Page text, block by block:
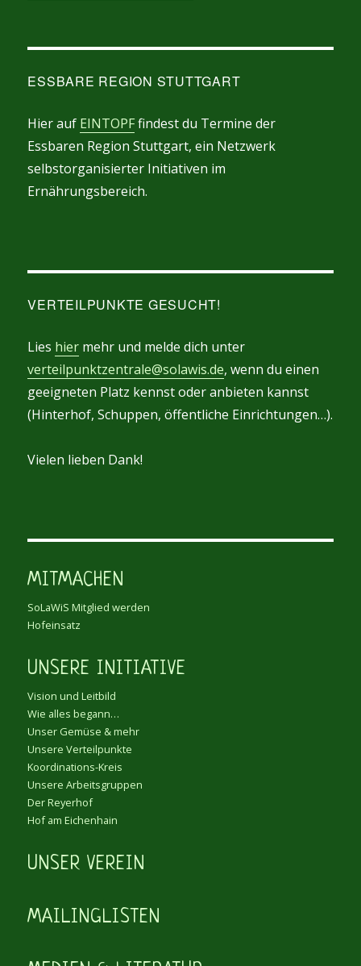
ESSBARE REGION STUTTGART
Hier auf EINTOPFfindest du Termine der
Essbaren Region Stuttgart, ein Netzwerk
selbstorganisierter Initiativen im
Ernährungsbereich.
VERTEILPUNKTE GESUCHT!
Lies hier mehr und melde dich unter
verteilpunktzentrale@solawis.de, wenn du einen
geeigneten Platz kennst oder anbieten kannst
(Hinterhof, Schuppen, öffentliche Einrichtungen…).
Vielen lieben Dank!
MITMACHEN
SoLaWiS Mitglied werden
Hofeinsatz
UNSERE INITIATIVE
Vision und Leitbild
Wie alles begann…
Unser Gemüse & mehr
Unsere Verteilpunkte
Koordinations-Kreis
Unsere Arbeitsgruppen
Der Reyerhof
Hof am Eichenhain
UNSER VEREIN
MAILINGLISTEN